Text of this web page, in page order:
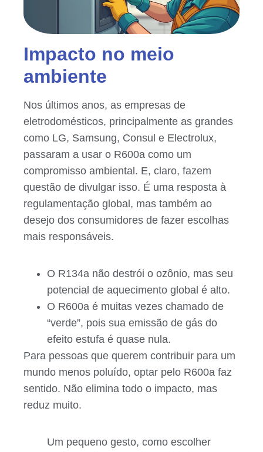
Impacto no meio
ambiente
Nos últimos anos, as empresas de
eletrodomésticos, principalmente as grandes
como LG, Samsung, Consul e Electrolux,
passaram a usar o R600a como um
compromisso ambiental. E, claro, fazem
questão de divulgar isso. É uma resposta à
regulamentação global, mas também ao
desejo dos consumidores de fazer escolhas
mais responsáveis.
O R134a não destrói o ozônio, mas seu
potencial de aquecimento global é alto.
O R600a é muitas vezes chamado de
“verde”, pois sua emissão de gás do
efeito estufa é quase nula.
Para pessoas que querem contribuir para um
mundo menos poluído, optar pelo R600a faz
sentido. Não elimina todo o impacto, mas
reduz muito.
Um pequeno gesto, como escolher